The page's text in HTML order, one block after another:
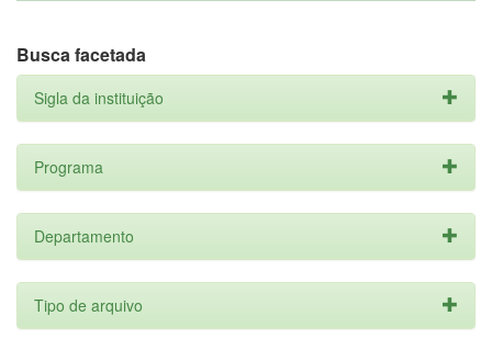
Busca facetada
Sigla da instituição
Programa
Departamento
Tipo de arquivo